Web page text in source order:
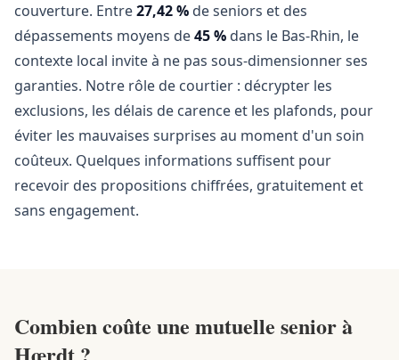
couverture. Entre27,42 % de seniors et des
dépassements moyens de45 % dans le Bas-Rhin, le
contexte local invite à ne pas sous-dimensionner ses
garanties. Notre rôle de courtier : décrypter les
exclusions, les délais de carence et les plafonds, pour
éviter les mauvaises surprises au moment d'un soin
coûteux. Quelques informations suffisent pour
recevoir des propositions chiffrées, gratuitement et
sans engagement.
Combien coûte une mutuelle senior à